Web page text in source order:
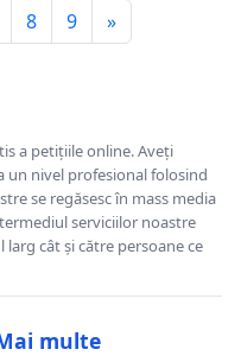
8 9 »
a petițiile online. Aveți
un nivel profesional folosind
se regăsesc în mass media
serviciilor noastre
cât și către persoane ce
multe